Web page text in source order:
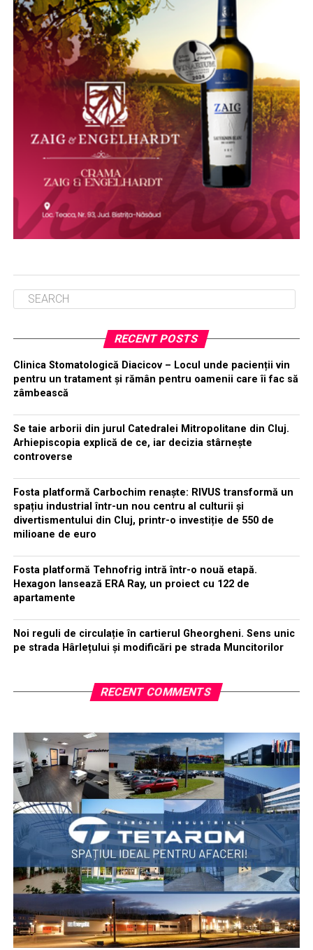
RECENT POSTS
Clinica Stomatologică Diacicov – Locul unde pacienții vin
pentru un tratament și rămân pentru oamenii care îi fac să
zâmbească
Se taie arborii din jurul Catedralei Mitropolitane din Cluj.
Arhiepiscopia explică de ce, iar decizia stârnește
controverse
Fosta platformă Carbochim renaște: RIVUS transformă un
spațiu industrial într-un nou centru al culturii și
divertismentului din Cluj, printr-o investiție de 550 de
milioane de euro
Fosta platformă Tehnofrig intră într-o nouă etapă.
Hexagon lansează ERA Ray, un proiect cu 122 de
apartamente
Noi reguli de circulație în cartierul Gheorgheni. Sens unic
pe strada Hârlețului și modificări pe strada Muncitorilor
RECENT COMMENTS